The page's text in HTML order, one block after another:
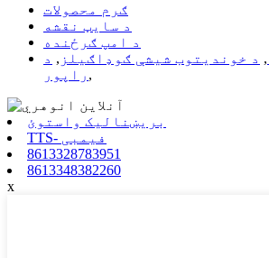
ګرم محصولات
د سایټ نقشه
د امپ ګرځنده
, د خوندیتوب شیشې ګوډاګیلز ,
راپور ,
بریښنالیک واستوئ
TTS- فیمبی
8613328783951
8613348382260
x